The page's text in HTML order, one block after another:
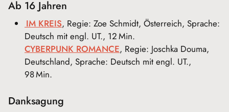
Ab 16 Jahren
IM KREIS, Regie: Zoe Schmidt, Österreich, Sprache:
Deutsch mit engl. UT., 12 Min.
CYBERPUNK ROMANCE, Regie: Joschka Douma,
Deutschland, Sprache: Deutsch mit engl. UT.,
98 Min.
Danksagung